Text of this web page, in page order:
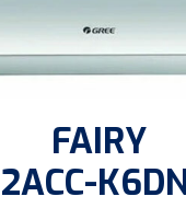
FAIRY